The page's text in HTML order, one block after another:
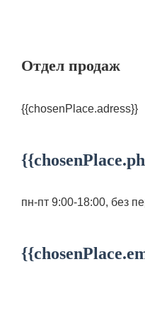
Отдел продаж
{{chosenPlace.adress}}
пн-пт 9:00-18:00, без